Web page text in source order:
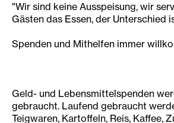
"Wir sind keine Ausspeisung, wir
Gästen das Essen, der Unterschied
Spenden und Mithelfen immer
Geld- und Lebensmittelspenden
gebraucht. Laufend gebraucht
Teigwaren, Kartoffeln, Reis, Kaffee,